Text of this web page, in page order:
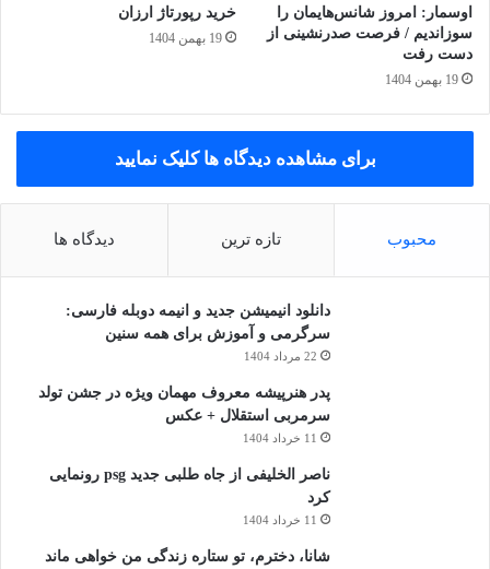
اوسمار: امروز شانس‌هایمان را
سوزاندیم / فرصت صدرنشینی از
دست رفت
19 بهمن 1404
خرید رپورتاژ ارزان
19 بهمن 1404
برای مشاهده دیدگاه ها کلیک نمایید
محبوب تازه ترین دیدگاه ها
دانلود انیمیشن جدید و انیمه دوبله فارسی:
سرگرمی و آموزش برای همه سنین
22 مرداد 1404
پدر هنرپیشه معروف مهمان ویژه در جشن تولد
سرمربی استقلال + عکس
11 خرداد 1404
ناصر الخلیفی از جاه طلبی جدید psg رونمایی
کرد
11 خرداد 1404
شانا، دخترم، تو ستاره زندگی من خواهی ماند